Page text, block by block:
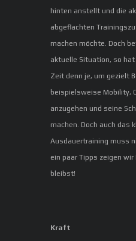
hinten anstellt und die
abgeflachten
machen möchte. Doch
aktuelle Situation, so
Zeit denn je, um gezielt
beispielsweise Mobility,
anzugehen und seine
machen. Doch auch das
Ausdauertraining muss
ein paar Tipps zeigen wir
bleibst!
Kraft